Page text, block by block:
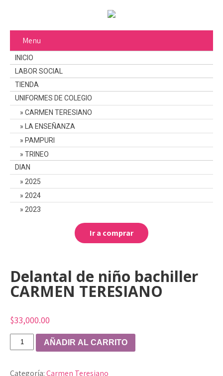
Menu
INICIO
LABOR SOCIAL
TIENDA
UNIFORMES DE COLEGIO
CARMEN TERESIANO
LA ENSEÑANZA
PAMPURI
TRINEO
DIAN
2025
2024
2023
Ir a comprar
Delantal de niño bachiller
CARMEN TERESIANO
$33,000.00
Delantal
de
AÑADIR AL CARRITO
Categoría:Carmen Teresiano